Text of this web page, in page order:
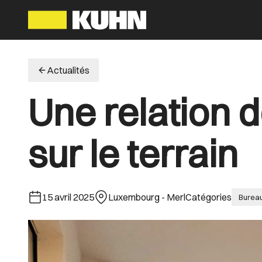
Actualités
Une relation
sur le terrain
15 avril 2025 Luxembourg - MerlCatégories